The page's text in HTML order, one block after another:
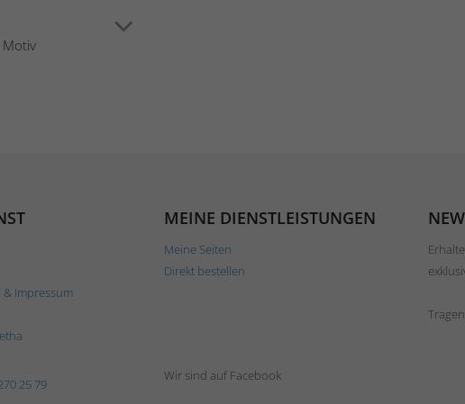
Motiv
Impressum
MEINE DIENSTLEISTUNGEN
Meine Seiten
Direkt bestellen
25 79
Wir sind auf Facebook